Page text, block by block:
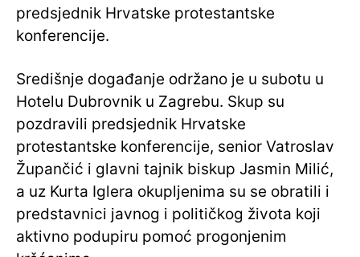
predsjednik Hrvatske protestantske
konferencije.
Središnje događanje održano je u subotu u
Hotelu Dubrovnik u Zagrebu. Skup su
pozdravili predsjednik Hrvatske
protestantske konferencije, senior Vatroslav
Župančić i glavni tajnik biskup Jasmin Milić,
a uz Kurta Iglera okupljenima su se obratili i
predstavnici javnog i političkog života koji
aktivno podupiru pomoć progonjenim